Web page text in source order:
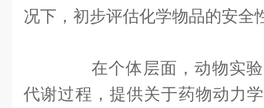
况下，初步评估化学物品的安全
在个体层面，动物实验
代谢过程，提供关于药物动力